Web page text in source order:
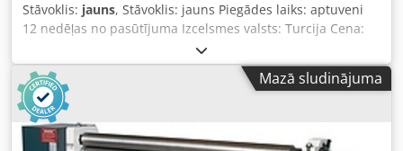
Stāvoklis: jauns, Stāvoklis: jauns Piegādes laiks: aptuveni
12 nedēļas no pasūtījuma Izcelsmes valsts: Turcija Cena:
24 500 € Līzinga likme: 470,4 € Liekšanas garums: 1550 mm
Maks. liekšanas jauda - konstrukcijas tērauds: 4,5 mm
Dodpoynmwdjfx Alrock Maks. loksnes biezums bez
piespieduma - konstrukcijas tērauds: 4,5 mm Maks.
loksnes biezums ar piespiedumu - konstrukcijas tērauds:
3,5 mm Maks. loksnes biezums bez piespieduma pie D=5x
Mazā sludinājuma